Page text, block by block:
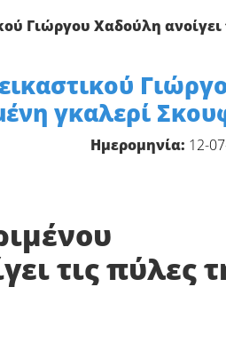
Γιώργου Χαδούλη ανοίγει
γκαλερί
Ημερομηνία: 12-
τις πύλες